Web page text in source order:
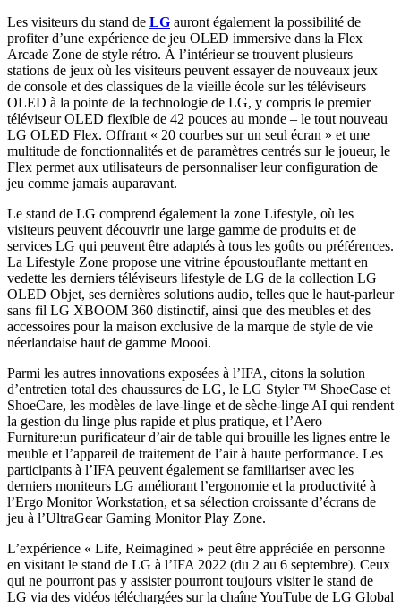
Les visiteurs du stand de LG auront également la possibilité de
profiter d’une expérience de jeu OLED immersive dans la Flex
Arcade Zone de style rétro. À l’intérieur se trouvent plusieurs
stations de jeux où les visiteurs peuvent essayer de nouveaux jeux
de console et des classiques de la vieille école sur les téléviseurs
OLED à la pointe de la technologie de LG, y compris le premier
téléviseur OLED flexible de 42 pouces au monde – le tout nouveau
LG OLED Flex. Offrant « 20 courbes sur un seul écran » et une
multitude de fonctionnalités et de paramètres centrés sur le joueur, le
Flex permet aux utilisateurs de personnaliser leur configuration de
jeu comme jamais auparavant.
Le stand de LG comprend également la zone Lifestyle, où les
visiteurs peuvent découvrir une large gamme de produits et de
services LG qui peuvent être adaptés à tous les goûts ou préférences.
La Lifestyle Zone propose une vitrine époustouflante mettant en
vedette les derniers téléviseurs lifestyle de LG de la collection LG
OLED Objet, ses dernières solutions audio, telles que le haut-parleur
sans fil LG XBOOM 360 distinctif, ainsi que des meubles et des
accessoires pour la maison exclusive de la marque de style de vie
néerlandaise haut de gamme Moooi.
Parmi les autres innovations exposées à l’IFA, citons la solution
d’entretien total des chaussures de LG, le LG Styler ™ ShoeCase et
ShoeCare, les modèles de lave-linge et de sèche-linge AI qui rendent
la gestion du linge plus rapide et plus pratique, et l’Aero
Furniture:un purificateur d’air de table qui brouille les lignes entre le
meuble et l’appareil de traitement de l’air à haute performance. Les
participants à l’IFA peuvent également se familiariser avec les
derniers moniteurs LG améliorant l’ergonomie et la productivité à
l’Ergo Monitor Workstation, et sa sélection croissante d’écrans de
jeu à l’UltraGear Gaming Monitor Play Zone.
L’expérience « Life, Reimagined » peut être appréciée en personne
en visitant le stand de LG à l’IFA 2022 (du 2 au 6 septembre). Ceux
qui ne pourront pas y assister pourront toujours visiter le stand de
LG via des vidéos téléchargées sur la chaîne YouTube de LG Global